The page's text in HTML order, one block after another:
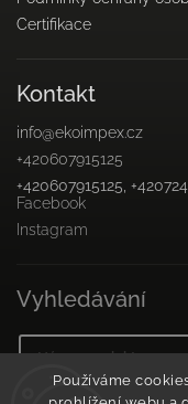
Používáme
Certifikace
Kontakt
info@ekoimpex.cz
+420607915125
+420607915125,
Facebook
Instagram
Vyhledávání